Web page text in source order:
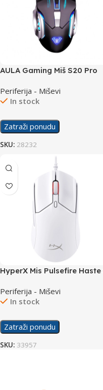
AULA Gaming Miš S20 Pro
Periferija - Miševi
In stock
Zatraži ponudu
SKU: 28232
HyperX Mis Pulsefire Haste
Periferija - Miševi
In stock
Zatraži ponudu
SKU: 33957